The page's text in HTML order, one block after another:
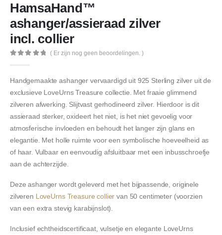
HamsaHand™
ashanger/assieraad zilver
incl. collier
( Er zijn nog geen beoordelingen. )
Handgemaakte ashanger vervaardigd uit 925 Sterling zilver uit de
exclusieve LoveUrns Treasure collectie. Met fraaie glimmend
zilveren afwerking. Slijtvast gerhodineerd zilver. Hierdoor is dit
assieraad sterker, oxideert het niet, is het niet gevoelig voor
atmosferische invloeden en behoudt het langer zijn glans en
elegantie. Met holle ruimte voor een symbolische hoeveelheid as
of haar. Vulbaar en eenvoudig afsluitbaar met een inbusschroefje
aan de achterzijde.
Deze ashanger wordt geleverd met het bijpassende, originele
zilveren LoveUrns Treasure collier van 50 centimeter (voorzien
van een extra stevig karabijnslot).
Inclusief echtheidscertificaat, vulsetje en elegante LoveUrns